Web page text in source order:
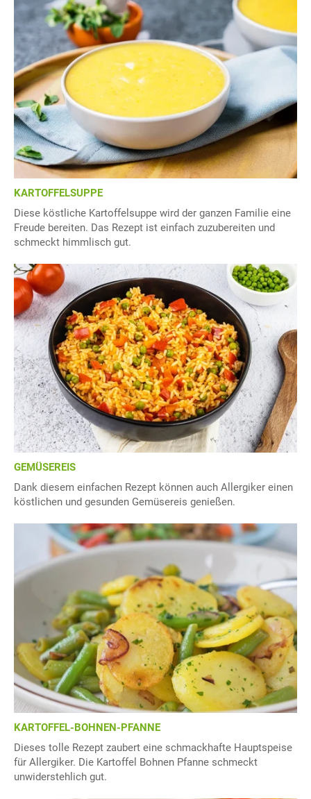
KARTOFFELSUPPE
Diese köstliche Kartoffelsuppe wird der ganzen Familie eine
Freude bereiten. Das Rezept ist einfach zuzubereiten und
schmeckt himmlisch gut.
GEMÜSEREIS
Dank diesem einfachen Rezept können auch Allergiker einen
köstlichen und gesunden Gemüsereis genießen.
KARTOFFEL-BOHNEN-PFANNE
Dieses tolle Rezept zaubert eine schmackhafte Hauptspeise
für Allergiker. Die Kartoffel Bohnen Pfanne schmeckt
unwiderstehlich gut.